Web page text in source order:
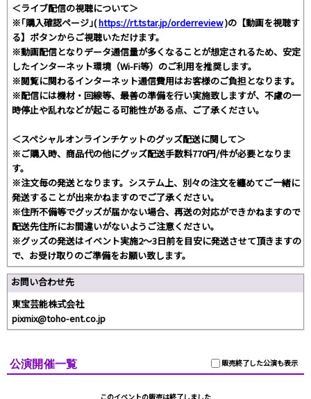
＜ライブ配信の視聴について＞
※｢購入確認ページ｣(https://rt.tstar.jp/orderreview)の【動画を視聴す
る】ボタンからご視聴いただけます。
※動画配信となりデータ通信量が多くなることが想定されるため、安定
したインターネット環境（Wi-Fi等）のご利用を推奨します。
※閲覧に関わるインターネット通信費用はお客様のご負担となります。
※配信には機材・回線等、最善の準備を行い実施致しますが、不慮の一
時停止や乱れなどが起こる可能性がある点、ご了承ください。
＜スペシャルオンラインチケットのグッズ配送に関して＞
※ご購入時、商品代の他にグッズ配送手数料770円/件が必要となりま
す。
※注文毎の発送となります。システム上、別々の注文を纏めてご一緒に
発送することが出来かねますのでご了承ください。
※住所不備等でグッズが届かない場合、再送の対応ができかねますので
配送先住所にお間違いがないようご注意ください。
※グッズの発送はイベント実施2～3日前を目安に発送させて頂きますの
で、お受け取りのご準備をお願い致します。
お問い合わせ先
東宝芸能株式会社
pixmix@toho-ent.co.jp
販売終了した公演も表示
公演開催一覧
このイベントの販売は終了しました